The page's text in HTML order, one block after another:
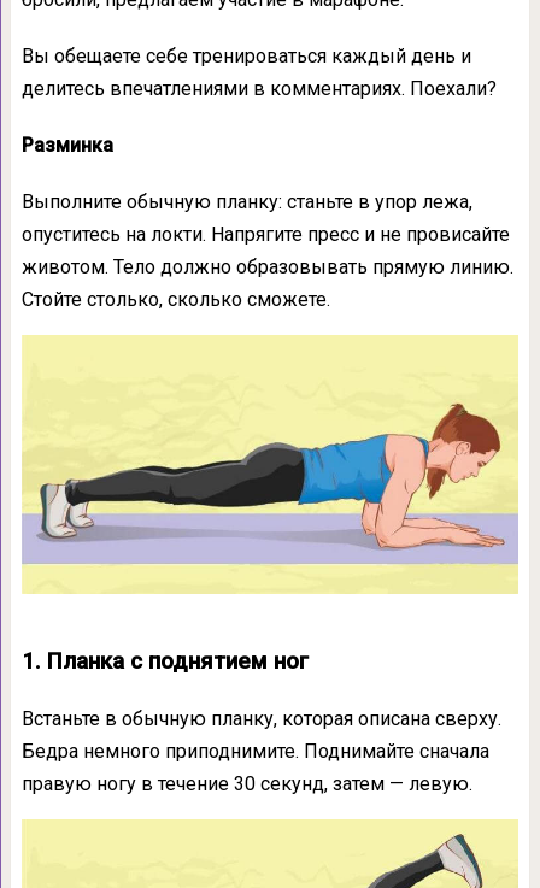
Вы обещаете себе тренироваться каждый день и
делитесь впечатлениями в комментариях. Поехали?
Разминка
Выполните обычную планку: станьте в упор лежа,
опуститесь на локти. Напрягите пресс и не провисайте
животом. Тело должно образовывать прямую линию.
Стойте столько, сколько сможете.
1. Планка с поднятием ног
Встаньте в обычную планку, которая описана сверху.
Бедра немного приподнимите. Поднимайте сначала
правую ногу в течение 30 секунд, затем — левую.